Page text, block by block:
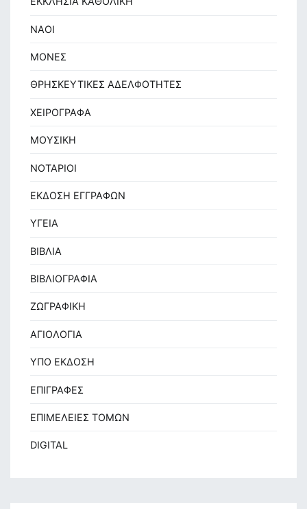
ΝΑΟΙ
ΜΟΝΕΣ
ΘΡΗΣΚΕΥΤΙΚΕΣ ΑΔΕΛΦΟΤΗΤΕΣ
ΧΕΙΡΟΓΡΑΦΑ
ΜΟΥΣΙΚΗ
ΝΟΤΑΡΙΟΙ
ΕΚΔΟΣΗ ΕΓΓΡΑΦΩΝ
ΥΓΕΙΑ
ΒΙΒΛΙΑ
ΒΙΒΛΙΟΓΡΑΦΙΑ
ΖΩΓΡΑΦΙΚΗ
ΑΓΙΟΛΟΓΙΑ
ΥΠΟ ΕΚΔΟΣΗ
ΕΠΙΓΡΑΦΕΣ
ΕΠΙΜΕΛΕΙΕΣ ΤΟΜΩΝ
DIGITAL